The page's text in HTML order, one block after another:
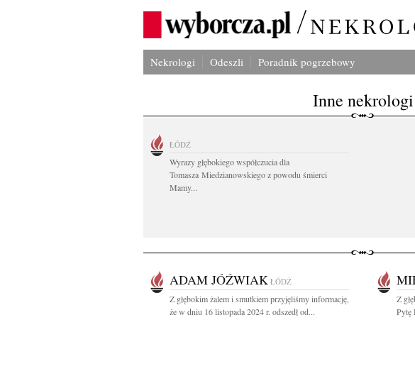
Nekrologi Odeszli Poradnik pogrzebowy
Inne nekrologi
ŁÓDŹ
Wyrazy głębokiego współczucia dla
Tomasza Miedzianowskiego z powodu śmierci
Mamy...
ADAM JÓŹWIAK ŁÓDŹ
Z głębokim żalem i smutkiem przyjęliśmy informację,
że w dniu 16 listopada 2024 r. odszedł od...
Z
Pytę